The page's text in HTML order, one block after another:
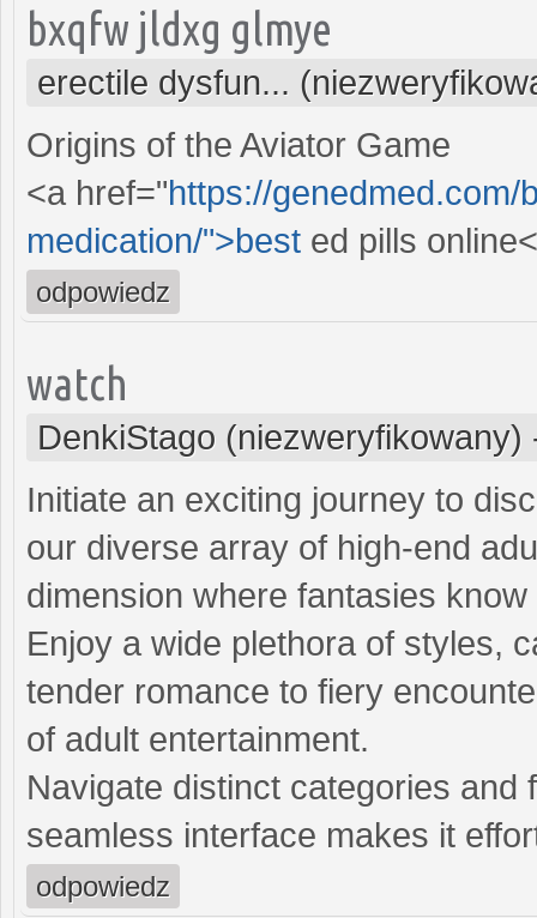
bxqfw jldxg glmye
erectile dysfun...
Origins of the Aviator Game
<a href="https://
medication/">best ed pills
odpowiedz
watch
DenkiStago (niezweryfikowany)
Initiate an exciting journey to
our diverse array of high-end
dimension where fantasies
Enjoy a wide plethora of styles,
tender romance to fiery
of adult entertainment.
Navigate distinct categories
seamless interface makes it
odpowiedz